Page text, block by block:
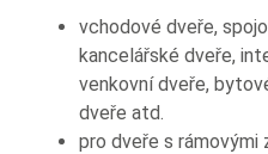
vchodové dveře,
kancelářské dveře,
venkovní dveře,
dveře atd.
pro dveře s rámovými